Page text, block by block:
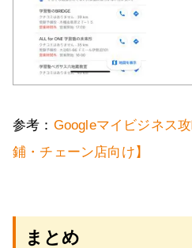
参考： Googleマイビジネス
鋪・チェーン店向け】
まとめ